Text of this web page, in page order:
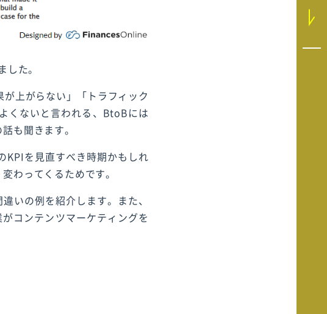
た。
上がらない」「トラフィック
くないと言われる、BtoBには
も聞きます。
KPIを見直すべき時期かもしれ
わってくるためです。
いの例を紹介します。また、
コンテンツマーケティングを